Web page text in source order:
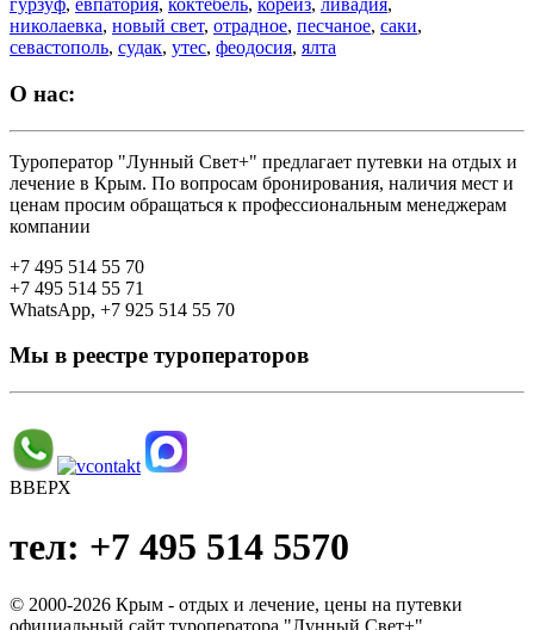
гурзуф, евпатория, коктебель, кореиз, ливадия,
николаевка, новый свет, отрадное, песчаное, саки,
севастополь, судак, утес, феодосия, ялта
О нас:
Туроператор "Лунный Свет+" предлагает путевки на отдых и
лечение в Крым. По вопросам бронирования, наличия мест и
ценам просим обращаться к профессиональным менеджерам
компании
+7 495 514 55 70
+7 495 514 55 71
WhatsApp, +7 925 514 55 70
Мы в реестре туроператоров
ВВЕРХ
тел: +7 495 514 5570
© 2000-2026 Крым - отдых и лечение, цены на путевки
официальный сайт туроператора "Лунный Свет+"